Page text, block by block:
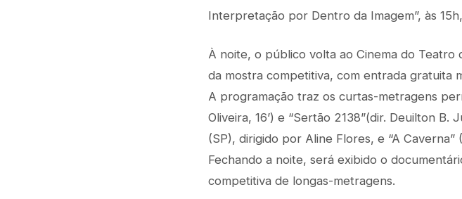
Interpretação por Dentro da Imagem”, às
À noite, o público volta ao Cinema do Teatro
da mostra competitiva, com entrada gratuita
A programação traz os curtas-metragens
Oliveira, 16’) e “Sertão 2138”(dir. Deuilton B.
(SP), dirigido por Aline Flores, e “A
Fechando a noite, será exibido o
competitiva de longas-metragens.